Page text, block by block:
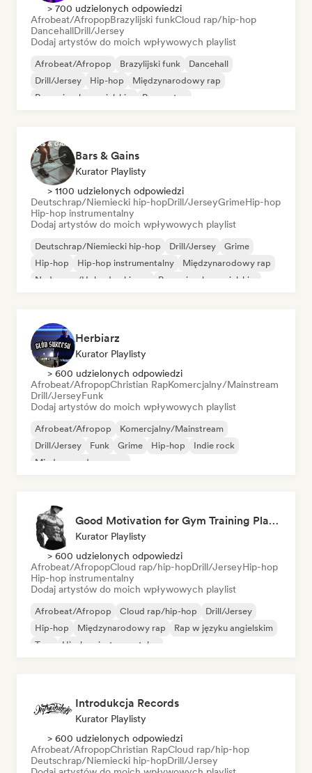
> 700 udzielonych odpowiedzi
Afrobeat/AfropopBrazylijski funkCloud rap/hip-hop
DancehallDrill/Jersey
Dodaj artystów do moich wpływowych playlist
Afrobeat/Afropop Brazylijski funk
Dancehall
Drill/Jersey
Hip-hop
Międzynarodowy rap
Rap w języku angielskim
Reggaeton
Bars & Gains
Kurator Playlisty
> 1100 udzielonych odpowiedzi
Deutschrap/Niemiecki hip-hopDrill/JerseyGrimeHip-hop
Hip-hop instrumentalny
Dodaj artystów do moich wpływowych playlist
Deutschrap/Niemiecki hip-hop Drill/Jersey
Grime
Hip-hop
Hip-hop instrumentalny
Międzynarodowy rap
Nederpop/Holenderski pop
Rap w języku angielskim
Herbiarz
Kurator Playlisty
> 600 udzielonych odpowiedzi
Afrobeat/AfropopChristian RapKomercjalny/Mainstream
Drill/JerseyFunk
Dodaj artystów do moich wpływowych playlist
Afrobeat/Afropop
Komercjalny/Mainstream
Drill/Jersey
Funk Grime Hip-hop
Indie rock
Międzynarodowy pop
Good Motivation for Gym Training Playlist 💪
Kurator Playlisty
> 600 udzielonych odpowiedzi
Afrobeat/AfropopCloud rap/hip-hopDrill/JerseyHip-hop
Hip-hop instrumentalny
Dodaj artystów do moich wpływowych playlist
Afrobeat/Afropop Cloud rap/hip-hop
Drill/Jersey
Hip-hop
Międzynarodowy rap
Rap w języku angielskim
Trap
Hip-hop instrumentalny
Introdukcja Records
Kurator Playlisty
> 600 udzielonych odpowiedzi
Afrobeat/AfropopChristian RapCloud rap/hip-hop
Deutschrap/Niemiecki hip-hopDrill/Jersey